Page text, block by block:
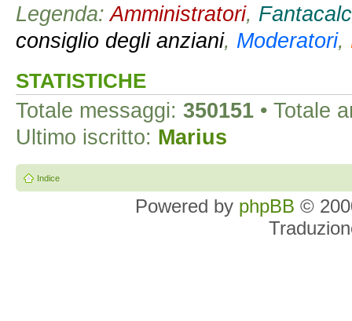
Legenda:Amministratori,
consiglio degli anziani, Moderatori,
STATISTICHE
Totale messaggi: 350151 • Totale
Ultimo iscritto: Marius
Indice
Powered by phpBB ©